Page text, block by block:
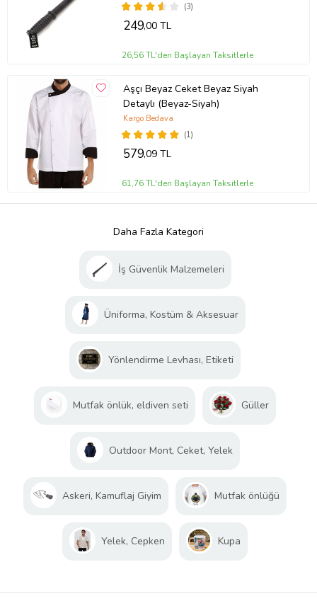
(3)
249,00 TL
26,56 TL'den Başlayan Taksitlerle
Aşçı Beyaz Ceket Beyaz Siyah
Detaylı (Beyaz-Siyah)
(1)
Kargo Bedava
579,09 TL
61,76 TL'den Başlayan Taksitlerle
Daha Fazla Kategori
İş Güvenlik Malzemeleri
Üniforma, Kostüm & Aksesuar
Yönlendirme Levhası, Etiketi
Mutfak önlük, eldiven seti Güller
Outdoor Mont, Ceket, Yelek
Askeri, Kamuflaj Giyim Mutfak önlüğü
Yelek, Cepken Kupa